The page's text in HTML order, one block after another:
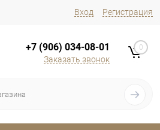
Вход Регистрация
+7 (906) 034-08-01
Заказать звонок
0